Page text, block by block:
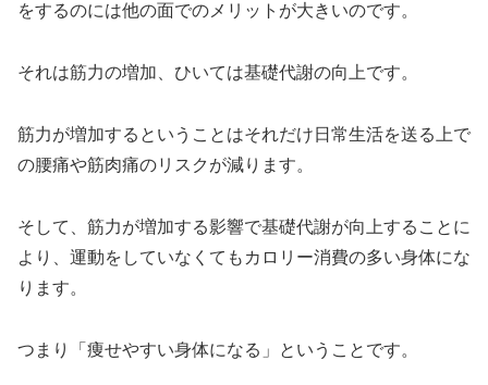
をするのには他の面でのメリットが大きいのです。
それは筋力の増加、ひいては基礎代謝の向上です。
筋力が増加するということはそれだけ日常生活を送る上で
の腰痛や筋肉痛のリスクが減ります。
そして、筋力が増加する影響で基礎代謝が向上することに
より、運動をしていなくてもカロリー消費の多い身体にな
ります。
つまり「痩せやすい身体になる」ということです。